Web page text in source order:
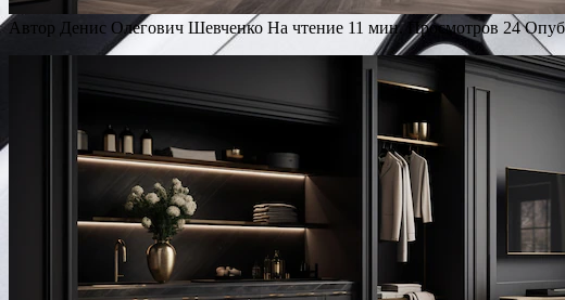
Автор Денис Олегович Шевченко На чтение 11 мин. Просмотров 24